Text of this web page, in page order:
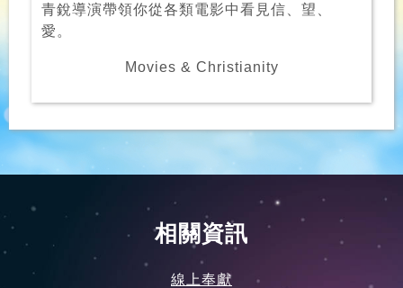
青銳導演帶領你從各類電影中看見信、望、
愛。
Movies & Christianity
相關資訊
線上奉獻